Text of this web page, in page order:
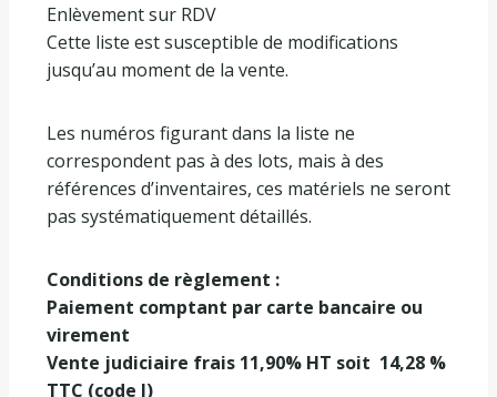
Enlèvement sur RDV
Cette liste est susceptible de modifications
jusqu’au moment de la vente.
Les numéros figurant dans la liste ne
correspondent pas à des lots, mais à des
références d’inventaires, ces matériels ne seront
pas systématiquement détaillés.
Conditions de règlement :
Paiement comptant par carte bancaire ou
virement
Vente judiciaire frais 11,90% HT soit 14,28 %
TTC (code J)